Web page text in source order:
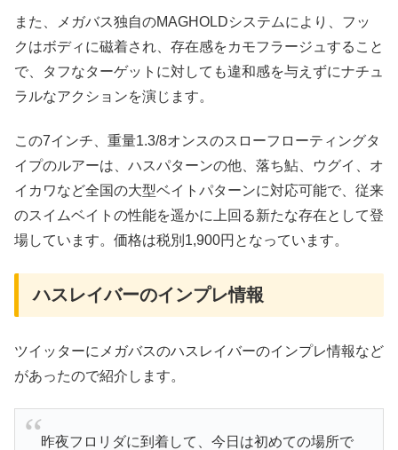
また、メガバス独自のMAGHOLDシステムにより、フッ
クはボディに磁着され、存在感をカモフラージュすること
で、タフなターゲットに対しても違和感を与えずにナチュ
ラルなアクションを演じます。
この7インチ、重量1.3/8オンスのスローフローティングタ
イプのルアーは、ハスパターンの他、落ち鮎、ウグイ、オ
イカワなど全国の大型ベイトパターンに対応可能で、従来
のスイムベイトの性能を遥かに上回る新たな存在として登
場しています。価格は税別1,900円となっています。
ハスレイバーのインプレ情報
ツイッターにメガバスのハスレイバーのインプレ情報など
があったので紹介します。
昨夜フロリダに到着して、今日は初めての場所で